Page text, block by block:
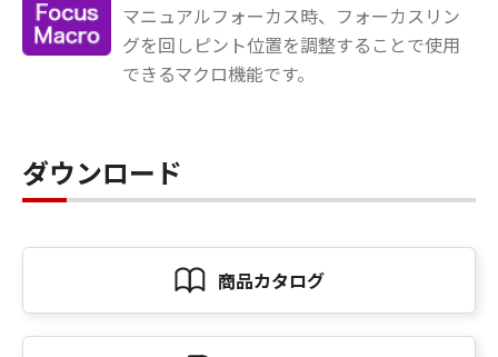
マニュアルフォーカス時、フォーカスリン
グを回しピント位置を調整することで使用
できるマクロ機能です。
ダウンロード
商品カタログ